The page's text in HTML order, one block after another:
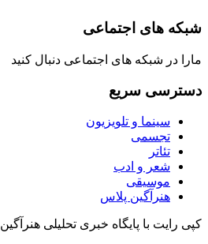
شبکه های اجتماعی
مارا در شبکه های اجتماعی دنبال کنید
دسترسی سریع
سینما و تلویزیون
تجسمی
تئاتر
شعر و ادب
موسیقی
هنرآگین پلاس
کپی رایت با پایگاه خبری تحلیلی هنرآگین